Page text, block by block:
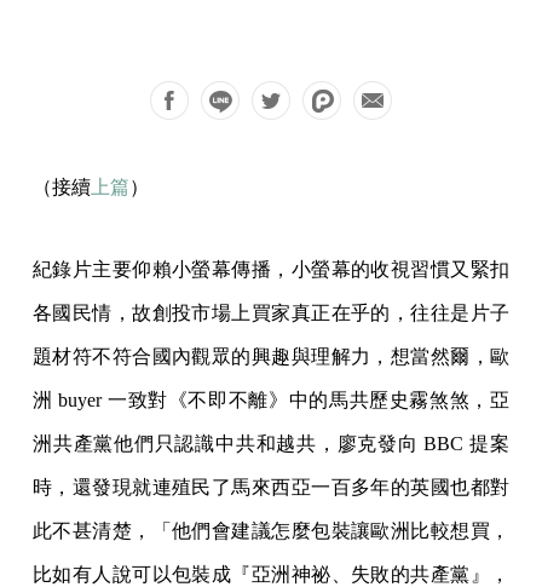
（接續 上篇）
紀錄片主要仰賴小螢幕傳播，小螢幕的收視習慣又緊扣
各國民情，故創投市場上買家真正在乎的，往往是片子
題材符不符合國內觀眾的興趣與理解力，想當然爾，歐
洲 buyer 一致對《不即不離》中的馬共歷史霧煞煞，亞
洲共產黨他們只認識中共和越共，廖克發向 BBC 提案
時，還發現就連殖民了馬來西亞一百多年的英國也都對
此不甚清楚，「他們會建議怎麼包裝讓歐洲比較想買，
比如有人說可以包裝成『亞洲神祕、失敗的共產黨』，